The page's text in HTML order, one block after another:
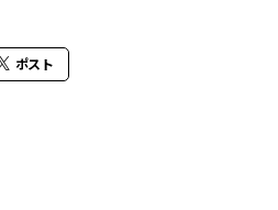
ポスト